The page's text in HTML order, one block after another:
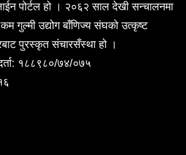
पोर्टल हो । २०६२ साल देखी सन्चालनमा
गुल्मी उद्योग बाँणिज्य संघको उत्कृष्ट
पुरस्कृत संचारसँस्था हो ।
१८८९८०/७४/०७५